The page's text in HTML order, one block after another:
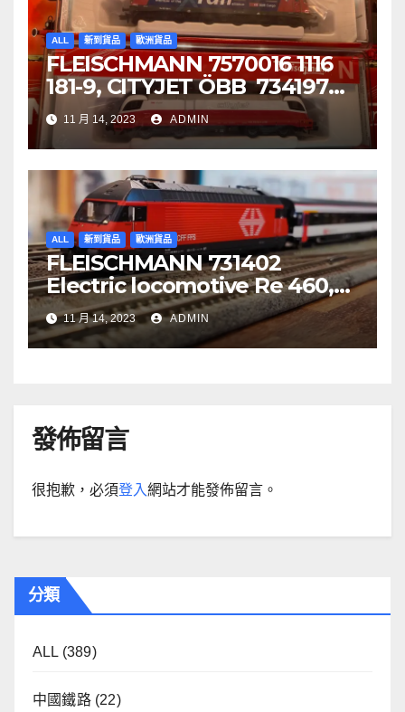
ALL 新到貨品 歐洲貨品
FLEISCHMANN 7570016 1116
181-9, CITYJET ÖBB 734197
Re 620 088-5, SBB Cargo
11 月 14, 2023 ADMIN
ALL 新到貨品 歐洲貨品
FLEISCHMANN 731402
Electric locomotive Re 460,
SBB
11 月 14, 2023 ADMIN
發佈留言
很抱歉，必須登入網站才能發佈留言。
分類
ALL (389)
中國鐵路(22)